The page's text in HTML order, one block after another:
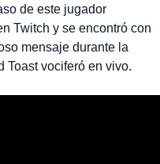
de este jugador
Twitch y se encontró con
mensaje durante la
Toast vociferó en vivo.